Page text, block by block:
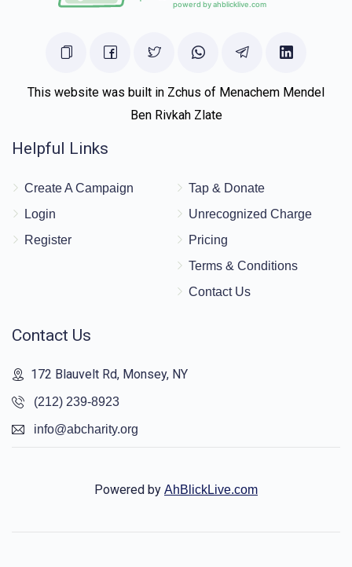
This website was built in Zchus of Menachem Mendel
Ben Rivkah Zlate
Helpful Links
Create A Campaign
Login
Register
Tap & Donate
Unrecognized Charge
Pricing
Terms & Conditions
Contact Us
Contact Us
172 Blauvelt Rd, Monsey, NY
(212) 239-8923
info@abcharity.org
Powered by AhBlickLive.com